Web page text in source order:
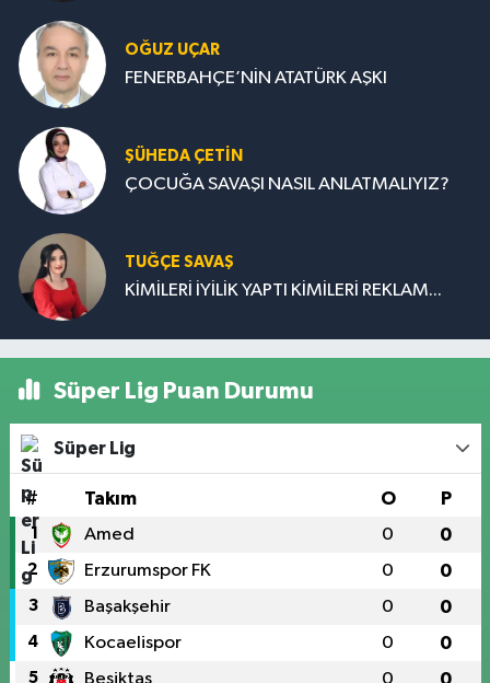
OĞUZ UÇAR
FENERBAHÇE’NİN ATATÜRK AŞKI
ŞÜHEDA ÇETİN
ÇOCUĞA SAVAŞI NASIL ANLATMALIYIZ?
TUĞÇE SAVAŞ
KİMİLERİ İYİLİK YAPTI KİMİLERİ REKLAM...
Süper Lig Puan Durumu
Süper Lig
# Takım O P
1 Amed 0 0
2 Erzurumspor FK 0 0
3 Başakşehir 0 0
4 Kocaelispor 0 0
5 Beşiktaş 0 0